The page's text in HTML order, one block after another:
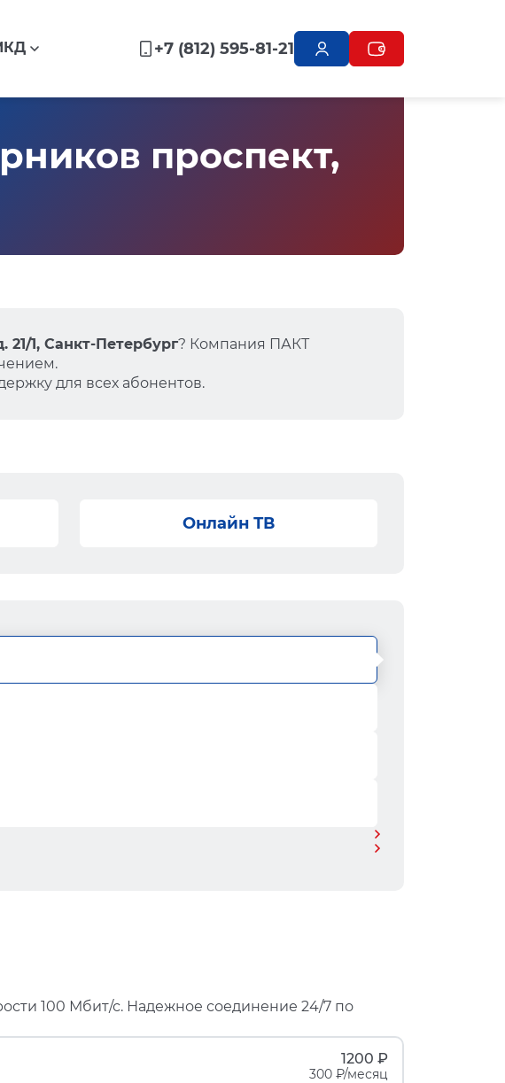
+7 (812) 595-81-21
проспект,
21/1, Санкт-Петербург? Компания ПАКТ
для всех абонентов.
Онлайн ТВ
100 Мбит/с. Надежное соединение 24/7 по
1200 ₽
300 ₽/месяц